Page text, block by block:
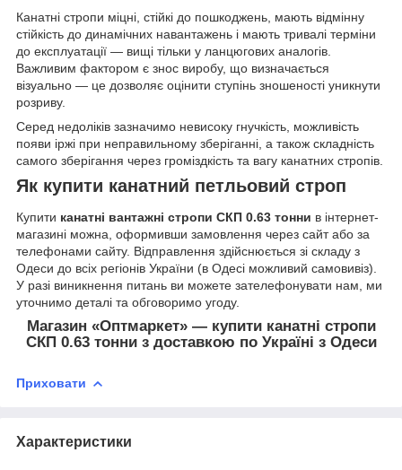
Канатні стропи міцні, стійкі до пошкоджень, мають відмінну
стійкість до динамічних навантажень і мають тривалі терміни
до експлуатації — вищі тільки у ланцюгових аналогів.
Важливим фактором є знос виробу, що визначається
візуально — це дозволяє оцінити ступінь зношеності уникнути
розриву.
Серед недоліків зазначимо невисоку гнучкість, можливість
появи іржі при неправильному зберіганні, а також складність
самого зберігання через громіздкість та вагу канатних стропів.
Як купити канатний петльовий строп
Купити канатні вантажні стропи СКП 0.63 тонни в інтернет-
магазині можна, оформивши замовлення через сайт або за
телефонами сайту. Відправлення здійснюється зі складу з
Одеси до всіх регіонів України (в Одесі можливий самовивіз).
У разі виникнення питань ви можете зателефонувати нам, ми
уточнимо деталі та обговоримо угоду.
Магазин «Оптмаркет» — купити канатні стропи
СКП 0.63 тонни з доставкою по Україні з Одеси
Приховати
Характеристики